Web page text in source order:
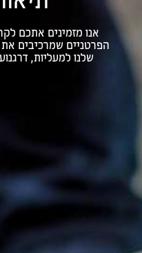
אנו מזמינים אתכם
שלנו למעליות,